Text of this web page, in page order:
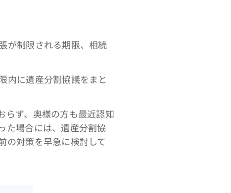
が制限される期限、相続
内に遺産分割協議をまと
らず、奥様の方も最近認知
た場合には、遺産分割協
の対策を早急に検討して